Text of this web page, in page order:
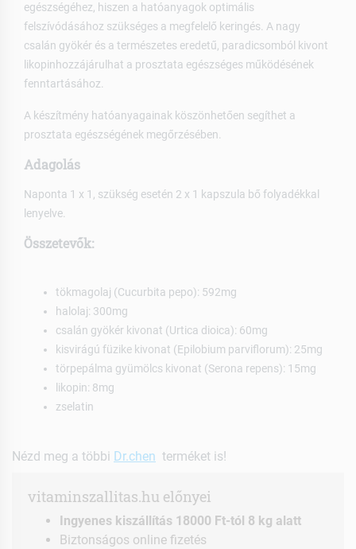
egészségéhez, hiszen a hatóanyagok optimális
felszívódásához szükséges a megfelelő keringés. A nagy
csalán gyökér és a természetes eredetű, paradicsomból kivont
likopinhozzájárulhat a prosztata egészséges működésének
fenntartásához.
A készítmény hatóanyagainak köszönhetően segíthet a
prosztata egészségének megőrzésében.
Adagolás
Naponta 1 x 1, szükség esetén 2 x 1 kapszula bő folyadékkal
lenyelve.
Összetevők:
tökmagolaj (Cucurbita pepo): 592mg
halolaj: 300mg
csalán gyökér kivonat (Urtica dioica): 60mg
kisvirágú füzike kivonat (Epilobium parviflorum): 25mg
törpepálma gyümölcs kivonat (Serona repens): 15mg
likopin: 8mg
zselatin
Nézd meg a többi Dr.chen terméket is!
vitaminszallitas.hu előnyei
Ingyenes kiszállítás 18000 Ft-tól 8 kg alatt
Biztonságos online fizetés